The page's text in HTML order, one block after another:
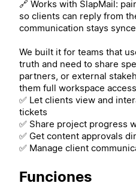
🔗 Works with SlapMail:
so clients can reply from
communication stays
We built it for teams that
truth and need to share
partners, or external
them full workspace
✅ Let clients view and
tickets
✅ Share project progress
✅ Get content approvals
✅ Manage client
Funciones